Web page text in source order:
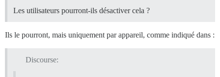
Les utilisateurs pourront-ils désactiver cela ?
Ils le pourront, mais uniquement par appareil, comme indiqué dans :
Discourse: